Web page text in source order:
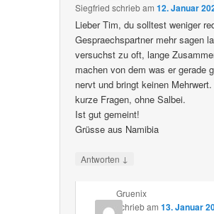
Siegfried schriebam12. Januar
Lieber Tim, du solltest weniger
Gespraechspartner mehr sagen
versuchst zu oft, lange
machen von dem was er gerade
nervt und bringt keinen
kurze Fragen, ohne Salbei.
Ist gut gemeint!
Grüsse aus Namibia
Antworten ↓
Gruenix
schriebam 13. Januar